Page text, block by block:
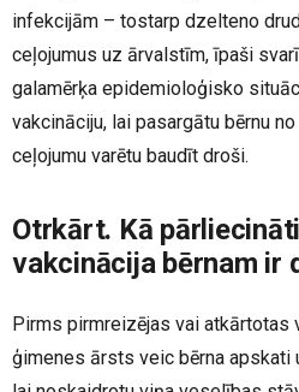
infekcijām – tostarp dzelteno
ceļojumus uz ārvalstīm, īpaši
galamērķa epidemioloģisko
vakcināciju, lai pasargātu bērnu
ceļojumu varētu baudīt droši.
Otrkārt. Kā
vakcinācija bērnam ir
Pirms pirmreizējas vai atkārtotas
ģimenes ārsts veic bērna apskati